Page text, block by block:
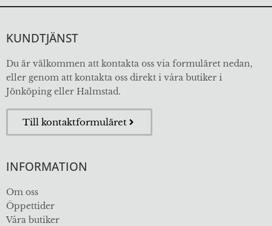
KUNDTJÄNST
Du är välkommen att kontakta oss via formuläret nedan,
eller genom att kontakta oss direkt i våra butiker i
Jönköping eller Halmstad.
Till kontaktformuläret
INFORMATION
Om oss
Öppettider
Våra butiker